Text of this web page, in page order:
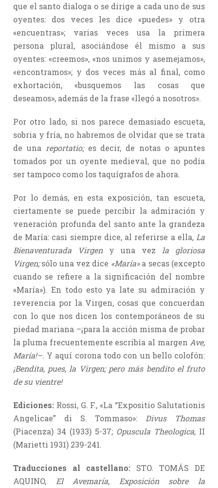
que el santo dialoga o se dirige a cada uno de sus
oyentes: dos veces les dice «puedes» y otra
«encuentras»; varias veces usa la primera
persona plural, asociándose él mismo a sus
oyentes: «creemos», «nos unimos y asemejamos»,
«encontramos»; y dos veces más al final, como
exhortación, «busquemos las cosas que
deseamos», además de la frase «llegó a nosotros».
Por otro lado, si nos parece demasiado escueta,
sobria y fría, no habremos de olvidar que se trata
de una reportatio; es decir, de notas o apuntes
tomados por un oyente medieval, que no podía
ser tampoco como los taquígrafos de ahora.
Por lo demás, en esta exposición, tan escueta,
ciertamente se puede percibir la admiración y
veneración profunda del santo ante la grandeza
de María: casi siempre dice, al referirse a ella, La
Bienaventurada Virgen y una vez la gloriosa
Virgen;sólo una vez dice «María»a secas (excepto
cuando se refiere a la significación del nombre
«María»). En todo esto ya late su admiración y
reverencia por la Virgen, cosas que concuerdan
con lo que nos dicen los contemporáneos de su
piedad mariana –¡para la acción misma de probar
la pluma frecuentemente escribía al margen Ave,
María!–. Y aquí corona todo con un bello colofón:
¡Bendita, pues, la Virgen; pero más bendito el fruto
de su vientre!
Ediciones: Rossi, G. F., «La “Expositio Salutationis
Angelicae” di S. Tommaso»: Divus Thomas
(Piacenza) 34 (1933) 5-37; Opuscula Theologica, II
(Marietti 1931) 239-241.
Traducciones al castellano: STO. TOMÁS DE
AQUINO,
El Avemaría, Exposición sobre la